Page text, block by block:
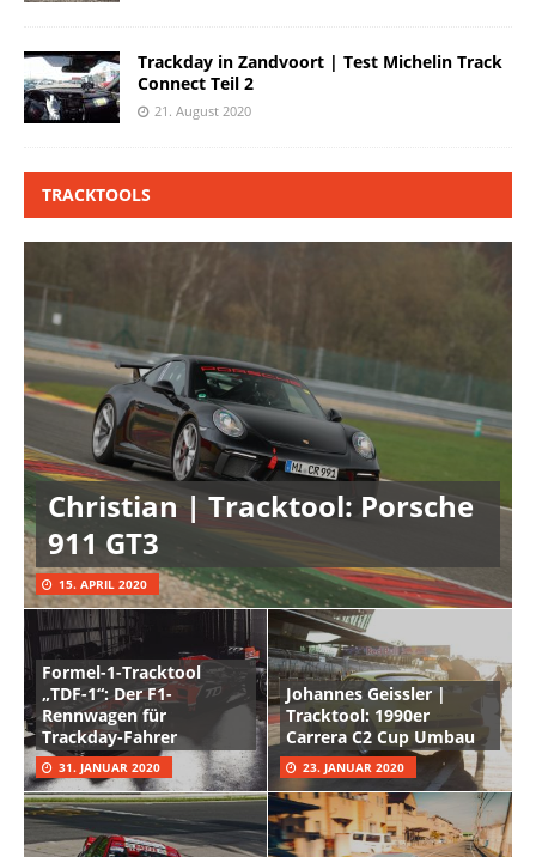
Trackday in Zandvoort | Test Michelin Track
Connect Teil 2
21. August 2020
TRACKTOOLS
Christian | Tracktool: Porsche
911 GT3
15. APRIL 2020
Formel-1-Tracktool
„TDF-1“: Der F1-
Rennwagen für
Trackday-Fahrer
31. JANUAR 2020
Johannes Geissler |
Tracktool: 1990er
Carrera C2 Cup Umbau
23. JANUAR 2020